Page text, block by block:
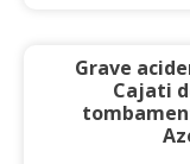
Grave
Cajati